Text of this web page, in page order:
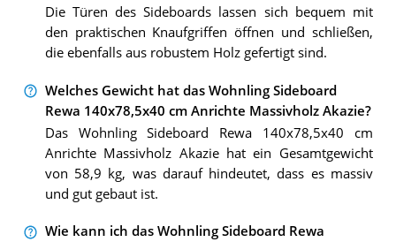
Die Türen des Sideboards lassen sich bequem mit
den praktischen Knaufgriffen öffnen und schließen,
die ebenfalls aus robustem Holz gefertigt sind.
Welches Gewicht hat das Wohnling Sideboard
Rewa 140x78,5x40 cm Anrichte Massivholz Akazie?
Das Wohnling Sideboard Rewa 140x78,5x40 cm
Anrichte Massivholz Akazie hat ein Gesamtgewicht
von 58,9 kg, was darauf hindeutet, dass es massiv
und gut gebaut ist.
Wie kann ich das Wohnling Sideboard Rewa